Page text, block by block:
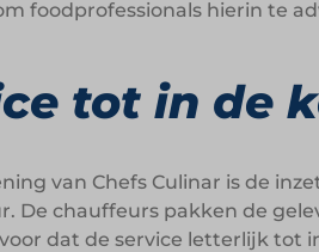
foodprofessionals hierin te
tot in de
van Chefs Culinar is de
De chauffeurs pakken de
dat de service letterlijk tot